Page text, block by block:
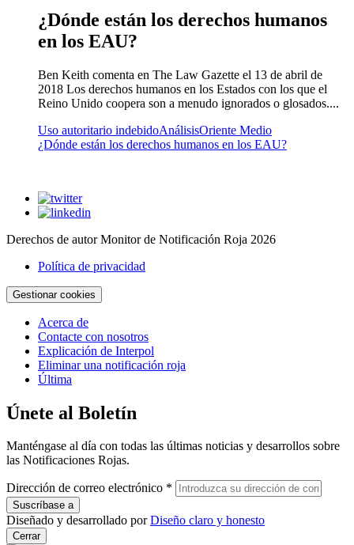
¿Dónde están los derechos humanos
en los EAU?
Ben Keith comenta en The Law Gazette el 13 de abril de
2018 Los derechos humanos en los Estados con los que el
Reino Unido coopera son a menudo ignorados o glosados....
Uso autoritario indebidoAnálisisOriente Medio
¿Dónde están los derechos humanos en los EAU?
Derechos de autor Monitor de Notificación Roja 2026
Política de privacidad
Gestionar cookies
Acerca de
Contacte con nosotros
Explicación de Interpol
Eliminar una notificación roja
Última
Únete al Boletín
Manténgase al día con todas las últimas noticias y desarrollos sobre
las Notificaciones Rojas.
Dirección de correo electrónico *
Diseñado y desarrollado por Diseño claro y honesto
Cerrar